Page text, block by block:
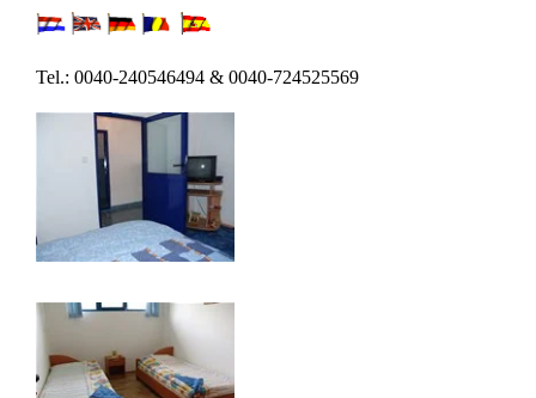
Tel.: 0040-240546494 & 0040-724525569